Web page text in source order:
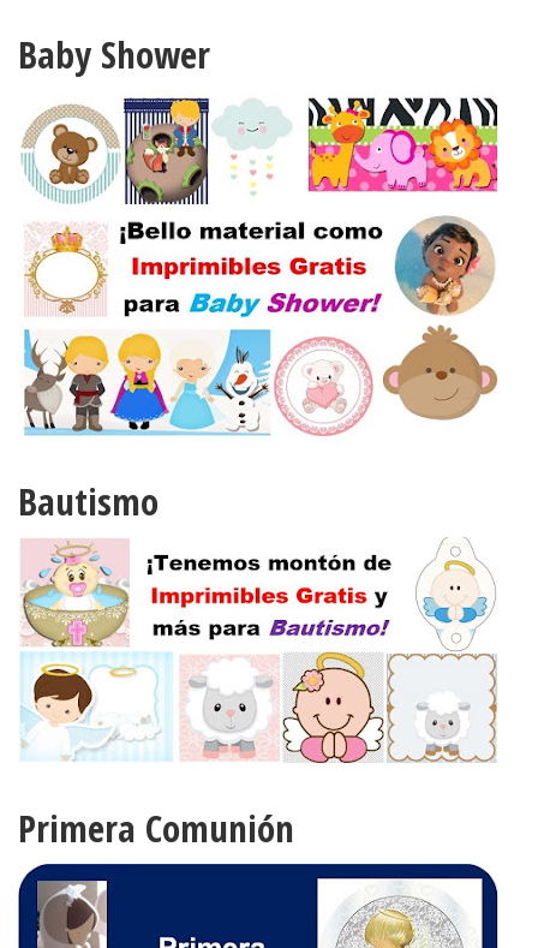
Baby Shower
Bautismo
Primera Comunión